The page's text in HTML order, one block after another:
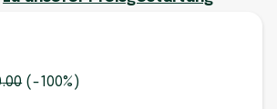
.00 (-100%)